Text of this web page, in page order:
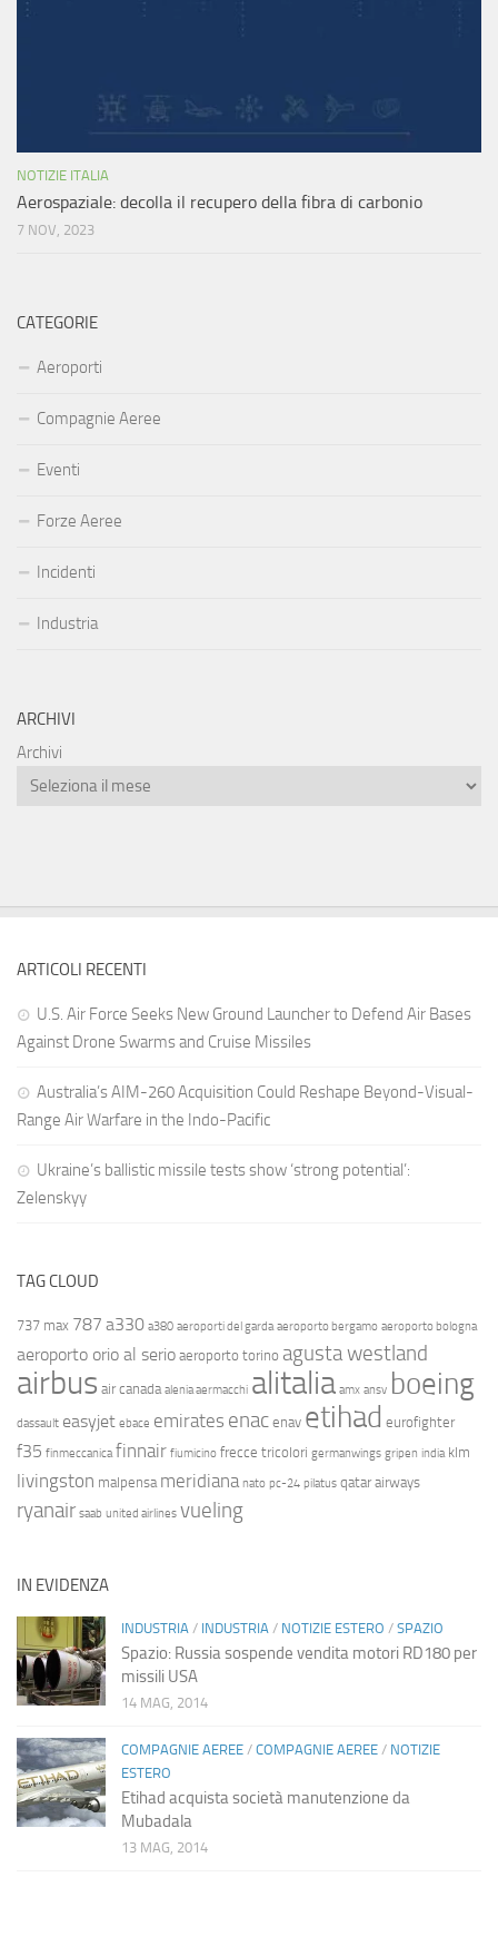
NOTIZIE ITALIA
Aerospaziale: decolla il recupero della fibra di carbonio
7 NOV, 2023
CATEGORIE
Aeroporti
Compagnie Aeree
Eventi
Forze Aeree
Incidenti
Industria
ARCHIVI
Archivi
ARTICOLI RECENTI
U.S. Air Force Seeks New Ground Launcher to Defend Air Bases
Against Drone Swarms and Cruise Missiles
Australia’s AIM-260 Acquisition Could Reshape Beyond-Visual-
Range Air Warfare in the Indo-Pacific
Ukraine’s ballistic missile tests show ‘strong potential’:
Zelenskyy
TAG CLOUD
737 max 787 a330 a380 aeroporti del garda aeroporto bergamo aeroporto bologna
aeroporto orio al serio aeroporto torino agusta westland
airbus air canada alenia aermacchi alitalia amx ansv boeing
dassault easyjet ebace emirates enac enav etihad eurofighter
f35 finmeccanica finnair fiumicino frecce tricolori germanwings gripen india klm
livingston malpensa meridiana nato pc-24 pilatus qatar airways
ryanair saab united airlines vueling
IN EVIDENZA
INDUSTRIA / INDUSTRIA / NOTIZIE ESTERO / SPAZIO
Spazio: Russia sospende vendita motori RD180 per
missili USA
14 MAG, 2014
COMPAGNIE AEREE / COMPAGNIE AEREE / NOTIZIE
ESTERO
Etihad acquista società manutenzione da
Mubadala
13 MAG, 2014